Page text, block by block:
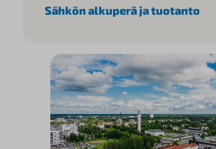
Sähkön alkuperä ja tuotanto